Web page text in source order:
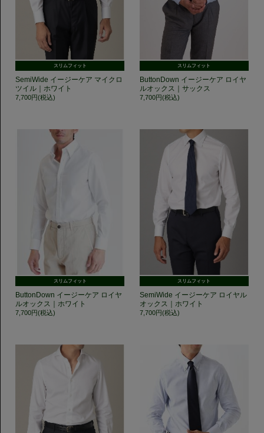
スリムフィット
SemiWide イージーケア マイクロ
ツイル｜ホワイト
7,700円(税込)
スリムフィット
ButtonDown イージーケア ロイヤ
ルオックス｜サックス
7,700円(税込)
スリムフィット
ButtonDown イージーケア ロイヤ
ルオックス｜ホワイト
7,700円(税込)
スリムフィット
SemiWide イージーケア ロイヤル
オックス｜ホワイト
7,700円(税込)